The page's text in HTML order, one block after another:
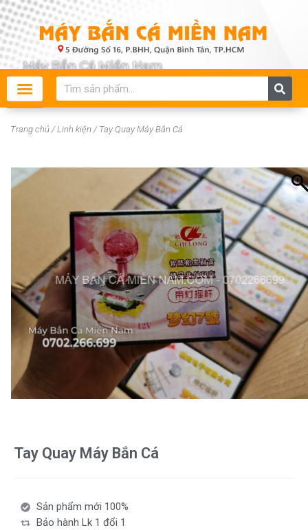
Skip
to
content
Search
Trang chủ /Linh kiện / Tay Quay Máy Bắn Cá
Tay Quay Máy Bắn Cá
Sản phẩm mới 100%
Bảo hành Lk 1 đổi 1